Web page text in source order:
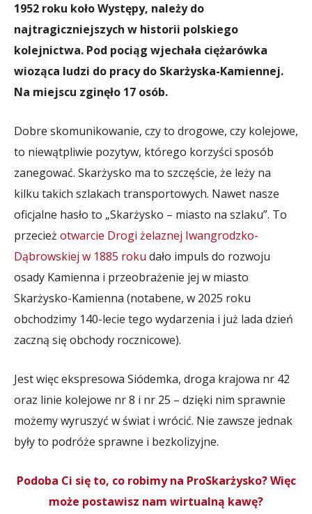
1952 roku koło Występy, należy do
najtragiczniejszych w historii polskiego
kolejnictwa. Pod pociąg wjechała ciężarówka
wioząca ludzi do pracy do Skarżyska-Kamiennej.
Na miejscu zginęło 17 osób.
Dobre skomunikowanie, czy to drogowe, czy kolejowe,
to niewątpliwie pozytyw, którego korzyści sposób
zanegować. Skarżysko ma to szczęście, że leży na
kilku takich szlakach transportowych. Nawet nasze
oficjalne hasło to „Skarżysko – miasto na szlaku”. To
przecież otwarcie Drogi żelaznej Iwangrodzko-
Dąbrowskiej w 1885 roku dało impuls do rozwoju
osady Kamienna i przeobrażenie jej w miasto
Skarżysko-Kamienna (notabene, w 2025 roku
obchodzimy 140-lecie tego wydarzenia i już lada dzień
zaczną się obchody rocznicowe).
Jest więc ekspresowa Siódemka, droga krajowa nr 42
oraz linie kolejowe nr 8 i nr 25 – dzięki nim sprawnie
możemy wyruszyć w świat i wrócić. Nie zawsze jednak
były to podróże sprawne i bezkolizyjne.
Podoba Ci się to, co robimy na ProSkarżysko? Więc
może postawisz nam wirtualną kawę?